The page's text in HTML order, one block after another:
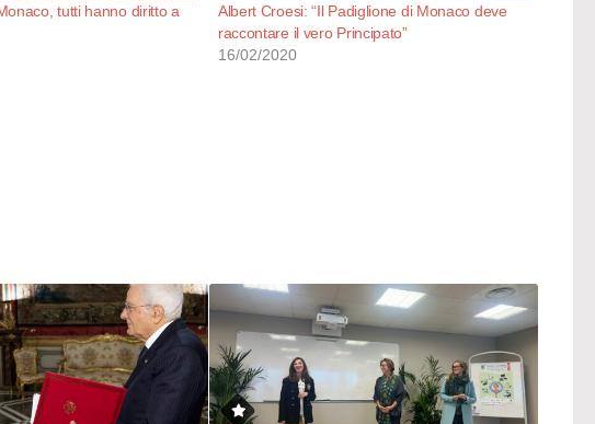
tutti hanno diritto a
Albert Croesi: “Il Padiglione di Monaco deve
raccontare il vero Principato”
16/02/2020